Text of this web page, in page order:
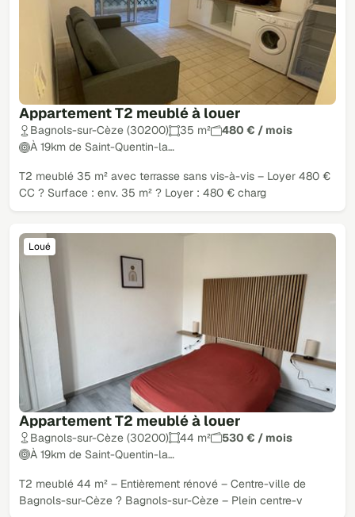
Appartement T2 meublé à louer
Bagnols-sur-Cèze (30200) 35 m²
480 € / mois
À 19km de Saint-Quentin-la…
T2 meublé 35 m² avec terrasse sans vis-à-vis – Loyer 480 €
CC ? Surface : env. 35 m² ? Loyer : 480 € charg
Appartement T2 meublé à louer
Loué
Bagnols-sur-Cèze (30200) 44 m²
530 € / mois
À 19km de Saint-Quentin-la…
T2 meublé 44 m² – Entièrement rénové – Centre-ville de
Bagnols-sur-Cèze ? Bagnols-sur-Cèze – Plein centre-v